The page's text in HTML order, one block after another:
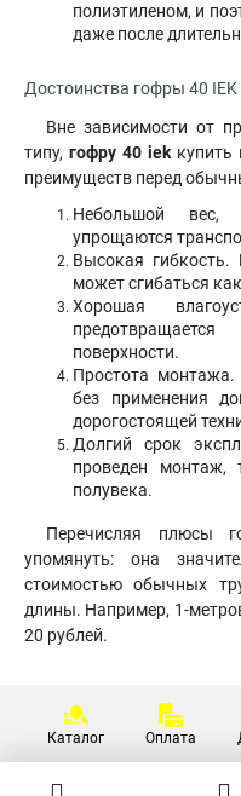
полиэтиленом, и
даже после
Достоинства гофры 40 IEK
Вне зависимости от
типу, гофру 40 iek
преимуществ перед
Небольшой вес,
упрощаются
Высокая гибкость.
может сгибаться
Хорошая
поверхности.
Простота
без применения
дорогостоящей
Долгий срок
проведен монтаж,
полувека.
Перечисляя плюсы
упомянуть: она
стоимостью обычных
длины. Например, 1-
20 рублей.
Каталог Оплата